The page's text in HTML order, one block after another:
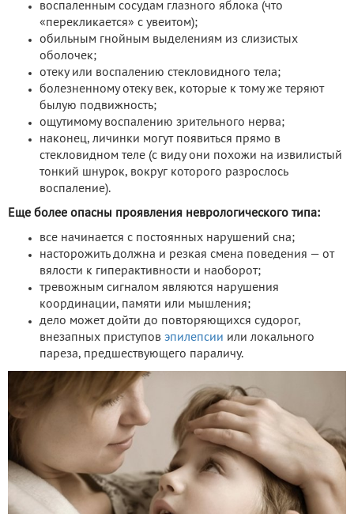
воспаленным сосудам глазного яблока (что
«перекликается» с увеитом);
обильным гнойным выделениям из слизистых
оболочек;
отеку или воспалению стекловидного тела;
болезненному отеку век, которые к тому же теряют
былую подвижность;
ощутимому воспалению зрительного нерва;
наконец, личинки могут появиться прямо в
стекловидном теле (с виду они похожи на извилистый
тонкий шнурок, вокруг которого разрослось
воспаление).
Еще более опасны проявления неврологического типа:
все начинается с постоянных нарушений сна;
насторожить должна и резкая смена поведения — от
вялости к гиперактивности и наоборот;
тревожным сигналом являются нарушения
координации, памяти или мышления;
дело может дойти до повторяющихся судорог,
внезапных приступов эпилепсии или локального
пареза, предшествующего параличу.